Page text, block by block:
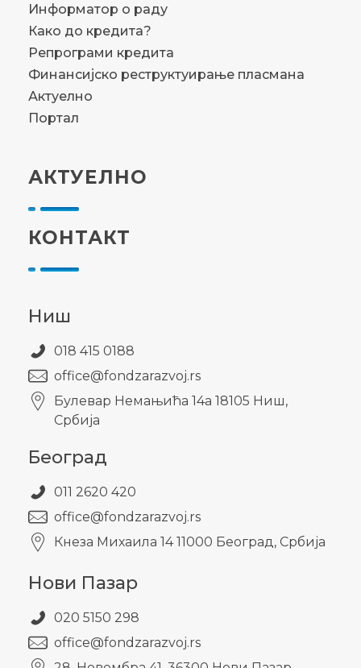
Информатор о раду
Како до кредита?
Репрограми кредита
Финансијско реструктуирање пласмана
Актуелно
Портал
АКТУЕЛНО
КОНТАКТ
Ниш
018 415 0188
office@fondzarazvoj.rs
Булевар Немањића 14а 18105 Ниш,
Србија
Београд
011 2620 420
office@fondzarazvoj.rs
Кнезa Михаила 14 11000 Београд, Србија
Нови Пазар
020 5150 298
office@fondzarazvoj.rs